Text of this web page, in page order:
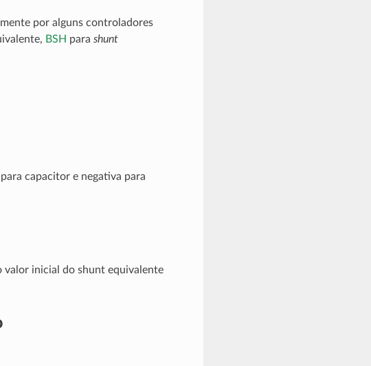
por alguns controladores
BSH para shunt
capacitor e negativa para
valor inicial do shunt equivalente